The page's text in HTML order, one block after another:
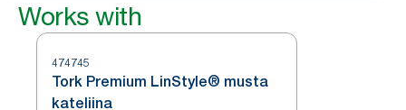
Works with
474745
Tork Premium LinStyle® musta
kateliina